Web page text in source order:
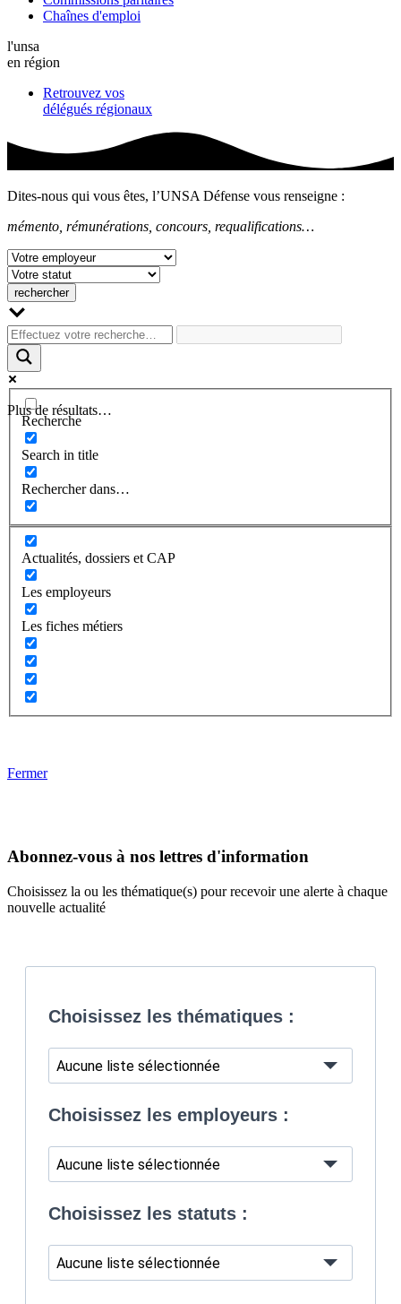
Chaînes d'emploi
l'unsa
en région
Retrouvez vos
délégués régionaux
Dites-nous qui vous êtes, l’UNSA Défense vous renseigne :
mémento, rémunérations, concours, requalifications…
Plus de résultats…
Recherche
Search in title
Rechercher dans…
Actualités, dossiers et CAP
Les employeurs
Les fiches métiers
Fermer
Abonnez-vous à nos lettres d'information
Choisissez la ou les thématique(s) pour recevoir une alerte à chaque
nouvelle actualité